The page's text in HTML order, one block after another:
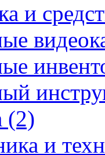
и
(2)
и